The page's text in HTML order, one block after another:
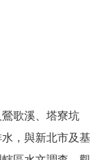
歌溪、塔寮坑
，與新北市及基